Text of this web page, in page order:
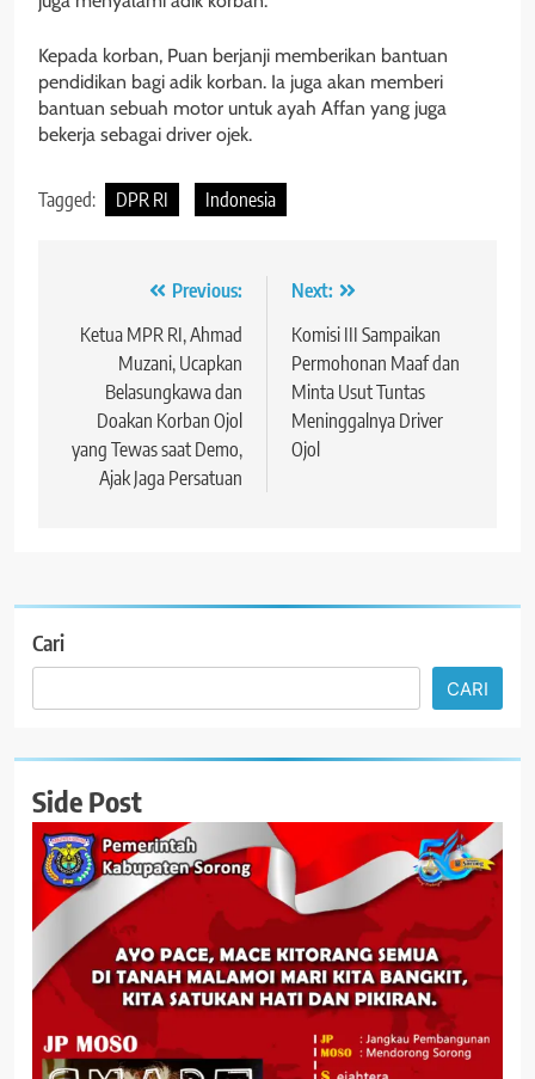
Kepada korban, Puan berjanji memberikan bantuan
pendidikan bagi adik korban. Ia juga akan memberi
bantuan sebuah motor untuk ayah Affan yang juga
bekerja sebagai driver ojek.
Tagged: DPR RI Indonesia
Navigasi
pos
Previous:
Ketua MPR RI, Ahmad
Muzani, Ucapkan
Belasungkawa dan
Doakan Korban Ojol
yang Tewas saat Demo,
Ajak Jaga Persatuan
Next:
Komisi III Sampaikan
Permohonan Maaf dan
Minta Usut Tuntas
Meninggalnya Driver
Ojol
Cari
CARI
Side Post